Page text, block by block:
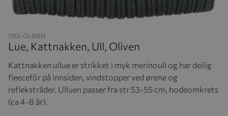
1152-OLIVEN
Lue, Kattnakken, Ull, Oliven
Kattnakken ullue er strikket i myk merinoull og har deilig
fleecefôr på innsiden, vindstopper ved ørene og
reflekstråder. Ulluen passer fra str 53-55 cm, hodeomkrets
(ca 4-8 år).